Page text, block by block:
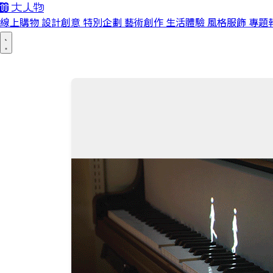
線上購物 設計創意 特別企劃 藝術創作 生活體驗 風格服飾 專題